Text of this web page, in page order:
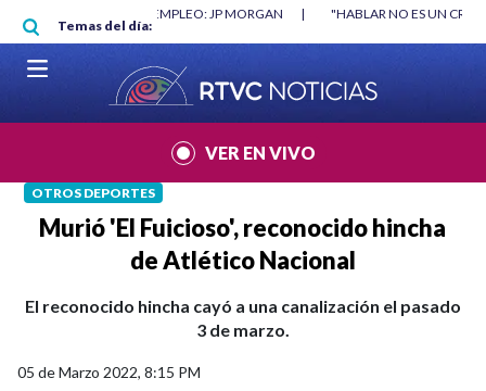
Pasar al contenido principal
Temas del día:
"HABLAR NO ES UN CRIMEN": CARTA DE BETO CORAL |
VER EN VIVO
OTROS DEPORTES
Murió 'El Fuicioso', reconocido hincha
de Atlético Nacional
El reconocido hincha cayó a una canalización el pasado
3 de marzo.
05 de Marzo 2022, 8:15 PM